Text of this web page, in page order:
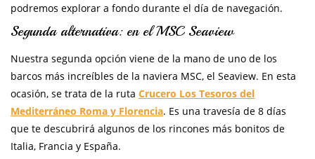
podremos explorar a fondo durante el día de navegación.
Segunda alternativa: en el MSC Seaview
Nuestra segunda opción viene de la mano de uno de los
barcos más increíbles de la naviera MSC, el Seaview. En esta
ocasión, se trata de la ruta Crucero Los Tesoros del
Mediterráneo Roma y Florencia. Es una travesía de 8 días
que te descubrirá algunos de los rincones más bonitos de
Italia, Francia y España.